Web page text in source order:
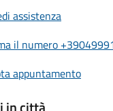
assistenza
il numero
appuntamento